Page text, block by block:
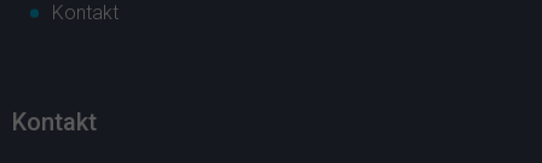
Kontakt
Kontakt